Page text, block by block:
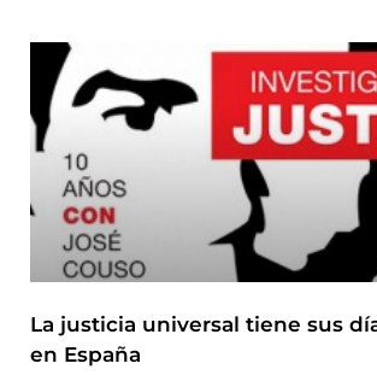
La justicia universal tiene sus
en España